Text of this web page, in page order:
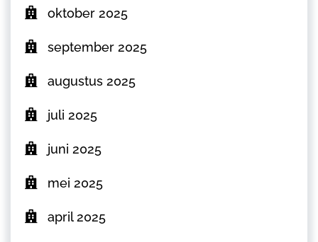
oktober 2025
september 2025
augustus 2025
juli 2025
juni 2025
mei 2025
april 2025